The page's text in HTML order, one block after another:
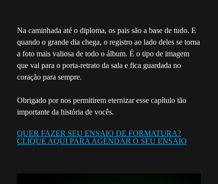
Na caminhada até o diploma, os pais são a base de tudo. E
quando o grande dia chega, o registro ao lado deles se torna
a foto mais valiosa de todo o álbum. É o tipo de imagem
que vai para o porta-retrato da sala e fica guardada no
coração para sempre.
Obrigado por nos permitirem eternizar esse capítulo tão
importante da história de vocês.
QUER FAZER SEU ENSAIO DE FORMATURA?
CLIQUE AQUI PARA AGENDAR O SEU ENSAIO